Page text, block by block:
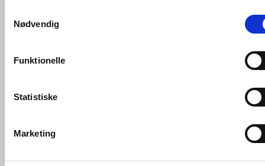
Foruden nødvendige og funktionelle cookies er der
cookies. Disse bruger vi bl.a. til at måle trafik, omsætning,
marketingcookies, som vi bruger til at målrette vores
markedsføring med henblik på annonceindhold, som giver
cookies. Ved at klikke 'Vis detaljer' nedenfor kan du se
tredjeparts cookies, som vores hjemmeside benytter.
Nødvendig
Funktionelle
Statistiske
Marketing